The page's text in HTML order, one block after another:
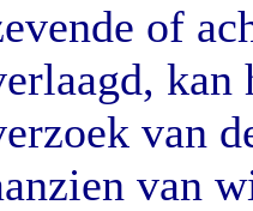
of
kan
van
van